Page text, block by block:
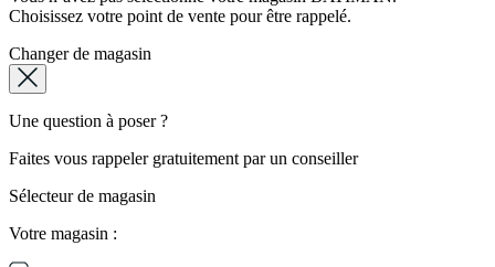
Choisissez votre point de vente pour être rappelé.
Changer de magasin
Une question à poser ?
Faites vous rappeler gratuitement par un conseiller
Sélecteur de magasin
Votre magasin :